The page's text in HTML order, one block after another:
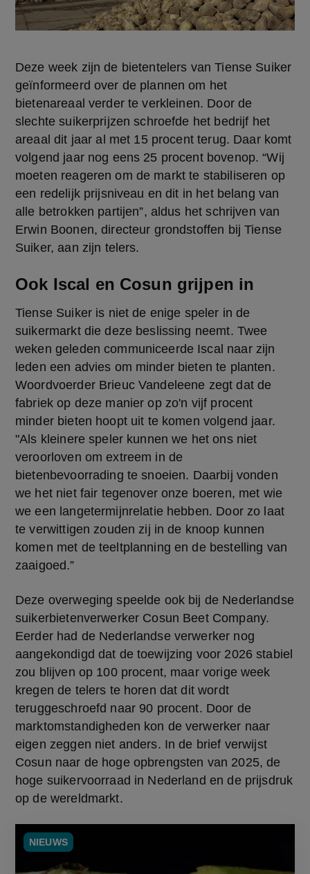
Deze week zijn de bietentelers van Tiense Suiker
geïnformeerd over de plannen om het
bietenareaal verder te verkleinen. Door de
slechte suikerprijzen schroefde het bedrijf het
areaal dit jaar al met 15 procent terug. Daar komt
volgend jaar nog eens 25 procent bovenop. “Wij
moeten reageren om de markt te stabiliseren op
een redelijk prijsniveau en dit in het belang van
alle betrokken partijen”, aldus het schrijven van
Erwin Boonen, directeur grondstoffen bij Tiense
Suiker, aan zijn telers.
Ook Iscal en Cosun grijpen in
Tiense Suiker is niet de enige speler in de
suikermarkt die deze beslissing neemt. Twee
weken geleden communiceerde Iscal naar zijn
leden een advies om minder bieten te planten.
Woordvoerder Brieuc Vandeleene zegt dat de
fabriek op deze manier op zo'n vijf procent
minder bieten hoopt uit te komen volgend jaar.
"Als kleinere speler kunnen we het ons niet
veroorloven om extreem in de
bietenbevoorrading te snoeien. Daarbij vonden
we het niet fair tegenover onze boeren, met wie
we een langetermijnrelatie hebben. Door zo laat
te verwittigen zouden zij in de knoop kunnen
komen met de teeltplanning en de bestelling van
zaaigoed.”
Deze overweging speelde ook bij de Nederlandse
suikerbietenverwerker Cosun Beet Company.
Eerder had de Nederlandse verwerker nog
aangekondigd dat de toewijzing voor 2026 stabiel
zou blijven op 100 procent, maar vorige week
kregen de telers te horen dat dit wordt
teruggeschroefd naar 90 procent. Door de
marktomstandigheden kon de verwerker naar
eigen zeggen niet anders. In de brief verwijst
Cosun naar de hoge opbrengsten van 2025, de
hoge suikervoorraad in Nederland en de prijsdruk
op de wereldmarkt.
NIEUWS